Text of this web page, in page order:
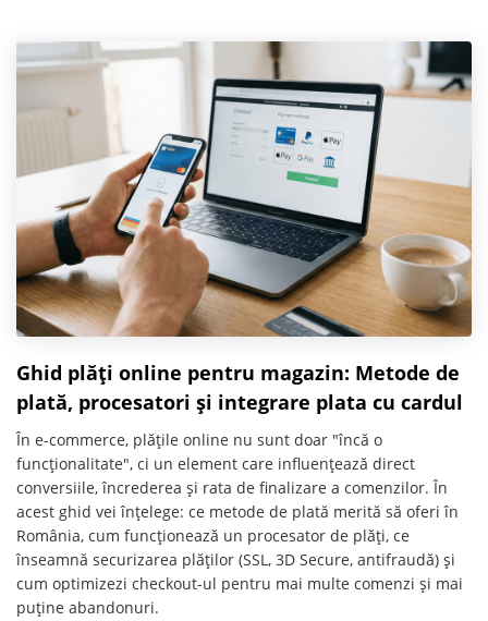
Ghid plăți online pentru magazin: Metode de
plată, procesatori și integrare plata cu cardul
În e-commerce, plățile online nu sunt doar "încă o
funcționalitate", ci un element care influențează direct
conversiile, încrederea și rata de finalizare a comenzilor. În
acest ghid vei înțelege: ce metode de plată merită să oferi în
România, cum funcționează un procesator de plăți, ce
înseamnă securizarea plăților (SSL, 3D Secure, antifraudă) și
cum optimizezi checkout-ul pentru mai multe comenzi și mai
puține abandonuri.